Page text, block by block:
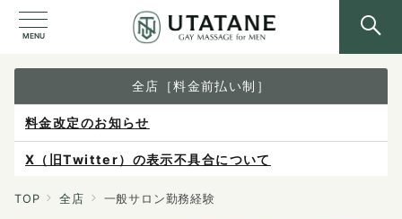
MENU
全店［料金前払い制］
料金改定のお知らせ
X（旧Twitter）の表示不具合について
ご予約は各店へ直接お問い合わせください。
TOP 全店 一般サロン勤務経験